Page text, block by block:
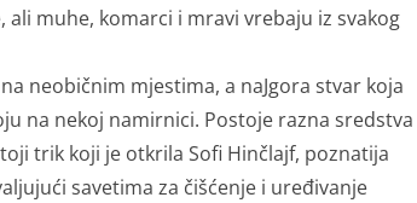
muhe, komarci i mravi vrebaju iz svakog
neobičnim mjestima, a naJgora stvar koja
na nekoj namirnici. Postoje razna sredstva
trik koji je otkrila Sofi Hinčlajf, poznatija
savetima za čišćenje i uređivanje